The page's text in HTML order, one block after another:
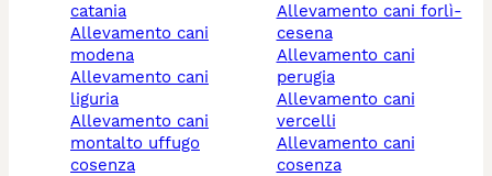
catania
allevamento cani
modena
allevamento cani
liguria
allevamento cani
montalto uffugo
cosenza
allevamento cani forlì-
cesena
allevamento cani
perugia
allevamento cani
vercelli
allevamento cani
cosenza